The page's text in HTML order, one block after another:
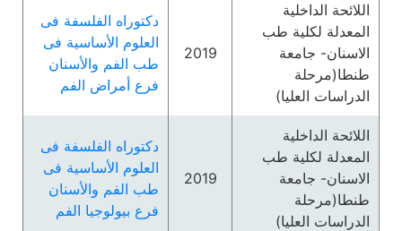
اللائحة الداخلية
المعدلة لكلية طب
الاسنان- جامعة
طنطا(مرحلة
الدراسات العليا)
2019
دكتوراه الفلسفة فى
العلوم الأساسية فى
طب الفم والأسنان
فرع أمراض الفم
اللائحة الداخلية
المعدلة لكلية طب
الاسنان- جامعة
طنطا(مرحلة
الدراسات العليا)
2019
دكتوراه الفلسفة فى
العلوم الأساسية فى
طب الفم والأسنان
فرع بيولوجيا الفم